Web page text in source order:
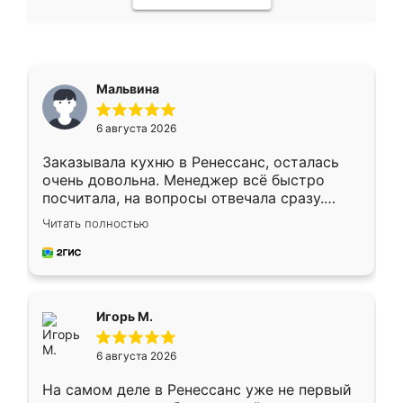
Мальвина
6 августа 2026
Заказывала кухню в Ренессанс, осталась
очень довольна. Менеджер всё быстро
посчитала, на вопросы отвечала сразу.
Замерщик приехал в субботу, подошёл к
делу со всей ответственностью. Собрали
за день, ребята работали аккуратно, даже
Читать полностью
Игорь М.
6 августа 2026
На самом деле в Ренессанс уже не первый